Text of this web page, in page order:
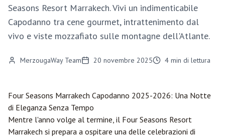
Seasons Resort Marrakech. Vivi un indimenticabile
Capodanno tra cene gourmet, intrattenimento dal
vivo e viste mozzafiato sulle montagne dell'Atlante.
MerzougaWay Team 20 novembre 2025 4 min di lettura
Four Seasons Marrakech Capodanno 2025-2026: Una Notte
di Eleganza Senza Tempo
Mentre l'anno volge al termine, il Four Seasons Resort
Marrakech si prepara a ospitare una delle celebrazioni di